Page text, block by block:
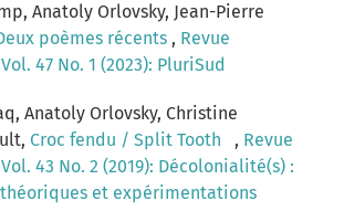
Anatoly Orlovsky, Jean-Pierre
poèmes récents , Revue
47 No. 1 (2023): PluriSud
Anatoly Orlovsky, Christine
Croc fendu / Split Tooth , Revue
43 No. 2 (2019): Décolonialité(s) :
et expérimentations